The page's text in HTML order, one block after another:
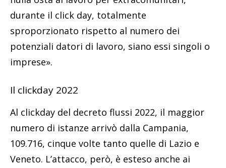
durante il click day, totalmente
sproporzionato rispetto al numero dei
potenziali datori di lavoro, siano essi singoli o
imprese».
Il clickday 2022
Al clickday del decreto flussi 2022, il maggior
numero di istanze arrivò dalla Campania,
109.716, cinque volte tanto quelle di Lazio e
Veneto. L’attacco, però, è esteso anche ai